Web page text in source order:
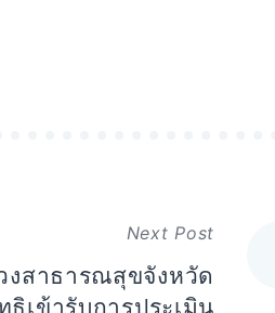
Next Post
งสาธารณสุขจังหวัด
เข้ารับการประเมิน